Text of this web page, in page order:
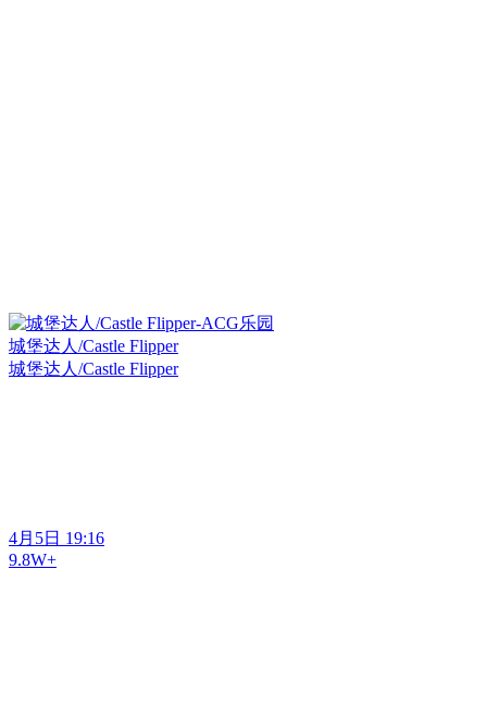
城堡达人/Castle Flipper
城堡达人/Castle Flipper
4月5日 19:16
9.8W+